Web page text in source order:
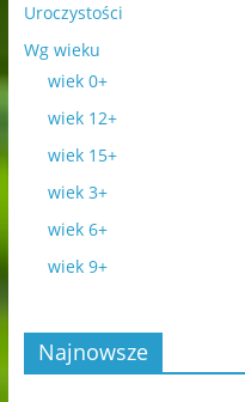
Uroczystości
Wg wieku
wiek 0+
wiek 12+
wiek 15+
wiek 3+
wiek 6+
wiek 9+
Najnowsze